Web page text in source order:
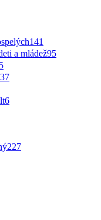
141
a mládež95
37
6
227